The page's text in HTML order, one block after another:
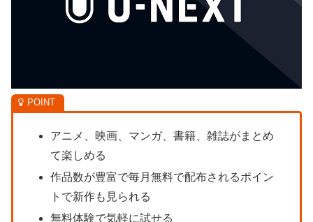
アニメ、映画、マンガ、書籍、雑誌がまとめ
て楽しめる
作品数が豊富で毎月無料で配布されるポイン
トで新作も見られる
無料体験で気軽に試せる